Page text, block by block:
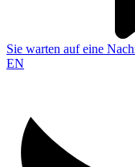
Sie warten auf eine
EN